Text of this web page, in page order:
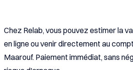
Chez Relab, vous pouvez estimer la
en ligne ou venir directement au
Maarouf. Paiement immédiat, sans